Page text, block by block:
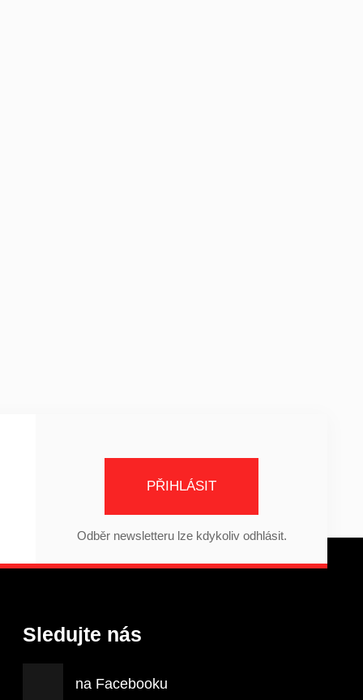
PŘIHLÁSIT
Odběr newsletteru lze kdykoliv odhlásit.
Sledujte nás
na Facebooku